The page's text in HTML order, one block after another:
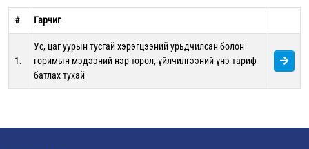
# Гарчиг
1.
Ус, цаг уурын тусгай хэрэгцээний урьдчилсан болон
горимын мэдээний нэр төрөл, үйлчилгээний үнэ тариф
батлах тухай